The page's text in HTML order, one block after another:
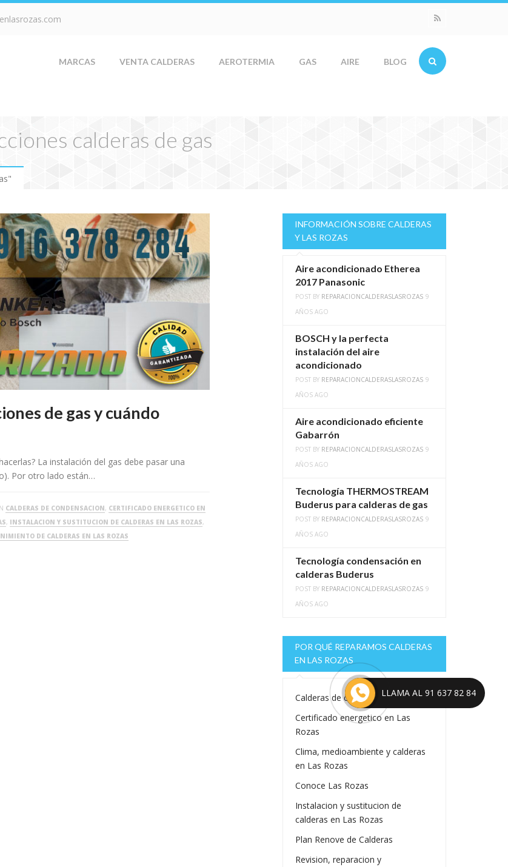
MARCAS VENTA CALDERAS AEROTERMIA GAS AIRE BLOG
calderas de gas
de gas y cuándo
La instalación del gas debe pasar una
Por otro lado están…
CALDERAS DE CONDENSACION, CERTIFICADO ENERGETICO EN
, INSTALACION Y SUSTITUCION DE CALDERAS EN LAS ROZAS,
DE CALDERAS EN LAS ROZAS
INFORMACIÓN SOBRE CALDERAS
Y LAS ROZAS
Aire acondicionado Etherea
2017 Panasonic
POST BY REPARACIONCALDERASLASROZAS 9
AÑOS AGO
BOSCH y la perfecta
instalación del aire
acondicionado
POST BY REPARACIONCALDERASLASROZAS 9
AÑOS AGO
Aire acondicionado eficiente
Gabarrón
POST BY REPARACIONCALDERASLASROZAS 9
AÑOS AGO
Tecnología THERMOSTREAM
Buderus para calderas de gas
POST BY REPARACIONCALDERASLASROZAS 9
AÑOS AGO
Tecnología condensación en
calderas Buderus
POST BY REPARACIONCALDERASLASROZAS 9
AÑOS AGO
POR QUÉ REPARAMOS CALDERAS
EN LAS ROZAS
Calderas de condensacion
Certificado energetico en Las
Rozas
Clima, medioambiente y calderas
en Las Rozas
Conoce Las Rozas
Instalacion y sustitucion de
calderas en Las Rozas
Plan Renove de Calderas
Revision, reparacion y
LLAMA AL 91 637 82 84